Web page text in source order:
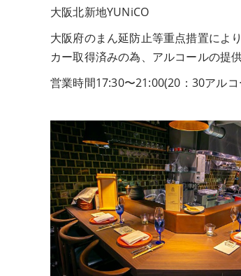
大阪北新地YUNiCO
大阪府のまん延防止等重点措置によ
カー取得済みの為、アルコールの提
営業時間17:30〜21:00(20：30アル